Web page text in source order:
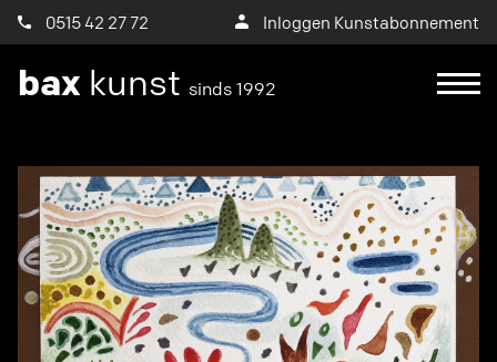
0515 42 27 72 Inloggen Kunstabonnement
bax kunst sinds 1992